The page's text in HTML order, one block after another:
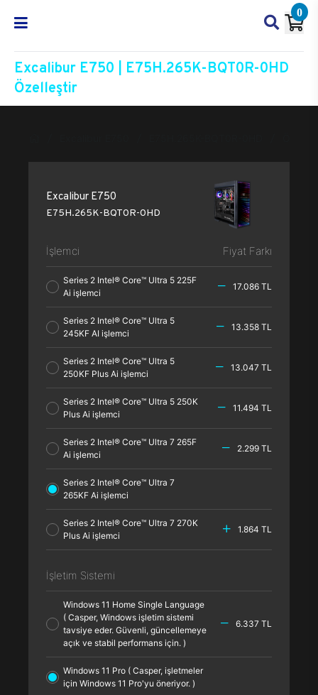
0
Excalibur E750 | E75H.265K-BQT0R-0HD
Özelleştir
Excalibur E750
E75H.265K-BQT0R-0HD
İşlemci Fiyat Farkı
Series 2 Intel® Core™ Ultra 5 225F
Ai işlemci
17.086 TL
Series 2 Intel® Core™ Ultra 5
245KF AI işlemci
13.358 TL
Series 2 Intel® Core™ Ultra 5
250KF Plus Ai işlemci
13.047 TL
Series 2 Intel® Core™ Ultra 5 250K
Plus Ai işlemci
11.494 TL
Series 2 Intel® Core™ Ultra 7 265F
Ai işlemci
2.299 TL
Series 2 Intel® Core™ Ultra 7
265KF Ai işlemci
Series 2 Intel® Core™ Ultra 7 270K
Plus Ai işlemci
1.864 TL
İşletim Sistemi
Windows 11 Home Single Language
( Casper, Windows işletim sistemi
tavsiye eder. Güvenli, güncellemeye
açık ve stabil performans için. )
6.337 TL
Windows 11 Pro ( Casper, işletmeler
için Windows 11 Pro'yu öneriyor. )